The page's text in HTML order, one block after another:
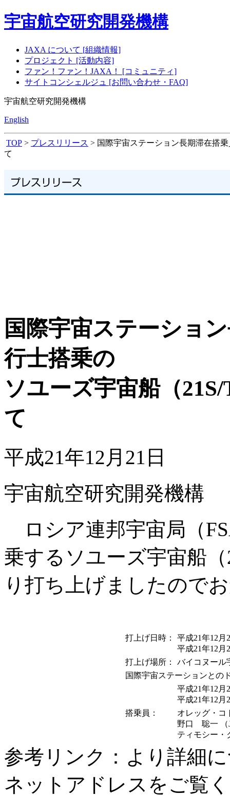
宇宙航空研究開発機構
JAXA について [組織情報]
プロジェクト [活動内容]
ファン！ファン！JAXA！ [コミュニティ]
サイトコンシェルジュ [お問い合わせ・FAQ]
宇宙航空研究開発機構
English
TOP > プレスリリース > 国際宇宙ステーション長期滞在搭
て
国際宇宙ステーショ
行士搭乗の
ソユーズ宇宙船（
て
平成21年12月21日
宇宙航空研究開発機構
ロシア連邦宇宙局（
乗するソユーズ宇宙船
り打ち上げましたので
打上げ日時：
平成21年12月
平成21年12月
打上げ場所：
バイコヌール
国際宇宙ステーションとの
平成21年12月
平成21年12月
搭乗員：
オレッグ・コ
野口 聡一 （
ティモシー・
参考リンク：より詳細
ネットアドレスをご覧